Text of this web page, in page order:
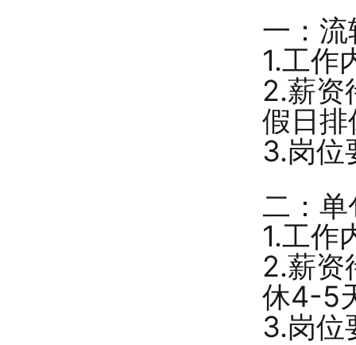
一：
1.工作
2.薪资
假日排
3.岗位
二：
1.工作
2.薪资
休4-5
3.岗位